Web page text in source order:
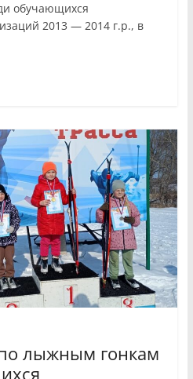
обучающихся
2013 — 2014 г.р., в
лыжным гонкам